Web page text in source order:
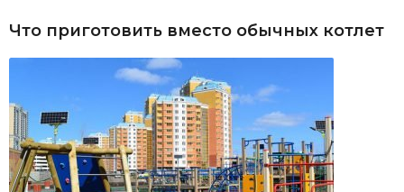
Что приготовить вместо обычных котлет